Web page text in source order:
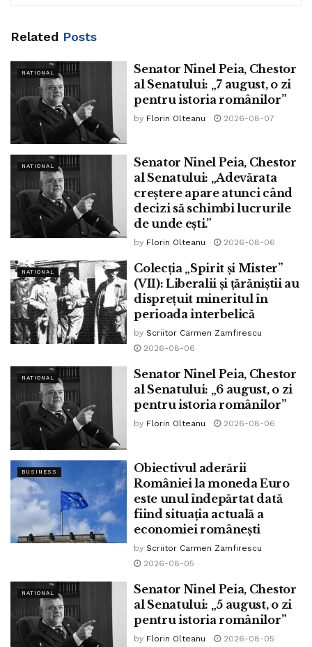
Related Posts
NATIONAL
Senator Ninel Peia, Chestor
al Senatului: „7 august, o zi
pentru istoria românilor”
by Florin Olteanu 2026-08-07
NATIONAL
Senator Ninel Peia, Chestor
al Senatului: „Adevărata
creștere apare atunci când
decizi să schimbi lucrurile
de unde ești.”
by Florin Olteanu 2026-08-06
NATIONAL
Colecția „Spirit și Mister”
(VII): Liberalii și țărăniștii au
disprețuit mineritul în
perioada interbelică
by Scriitor Carmen Zamfirescu
2026-08-06
NATIONAL
Senator Ninel Peia, Chestor
al Senatului: „6 august, o zi
pentru istoria românilor”
by Florin Olteanu 2026-08-06
BUSINESS
Obiectivul aderării
României la moneda Euro
este unul îndepărtat dată
fiind situația actuală a
economiei românești
by Scriitor Carmen Zamfirescu
2026-08-05
NATIONAL
Senator Ninel Peia, Chestor
al Senatului: „5 august, o zi
pentru istoria românilor”
by Florin Olteanu 2026-08-05